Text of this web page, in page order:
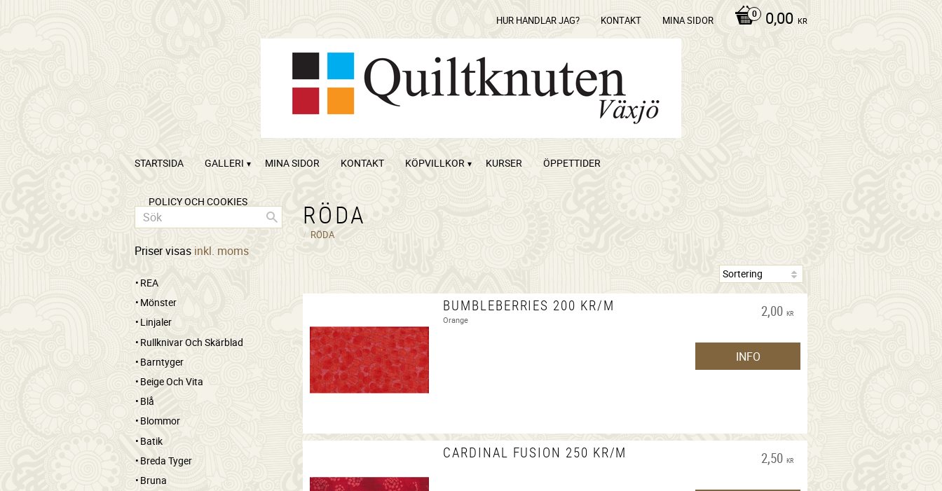
0,00 KR
HUR HANDLAR JAG? KONTAKT MINA SIDOR
STARTSIDA GALLERI MINA SIDOR KONTAKT KÖPVILLKOR KURSER ÖPPETTIDER
POLICY OCH COOKIES RÖDA
RÖDA
BUMBLEBERRIES 200 KR/M
Orange 2,00 KR
INFO
CARDINAL FUSION 250 KR/M 2,50 KR
Priser visas inkl. moms
REA
Mönster
Linjaler
Rullknivar Och Skärblad
Barntyger
Beige Och Vita
Blå
Blommor
Batik
Breda Tyger
Bruna